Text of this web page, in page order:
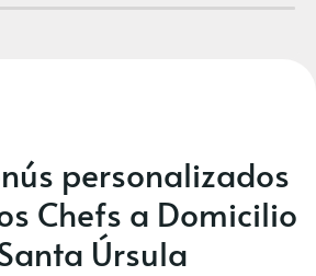
personalizados
Chefs a Domicilio
Úrsula